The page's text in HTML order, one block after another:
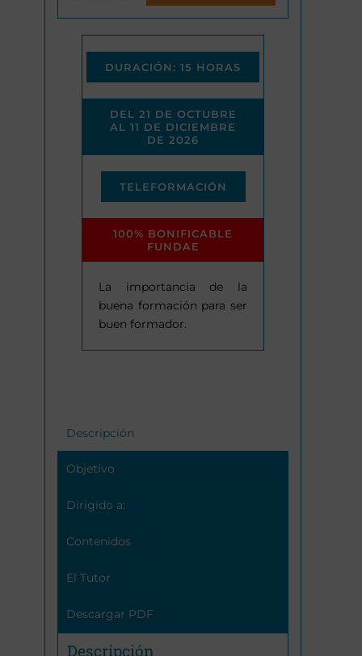
DURACIÓN: 15 HORAS
DEL 21 DE OCTUBRE
AL 11 DE DICIEMBRE
DE 2026
TELEFORMACIÓN
100% BONIFICABLE
FUNDAE
La importancia de la
buena formación para ser
buen formador.
Descripción
Objetivo
Dirigido a:
Contenidos
El Tutor
Descargar PDF
Descripción